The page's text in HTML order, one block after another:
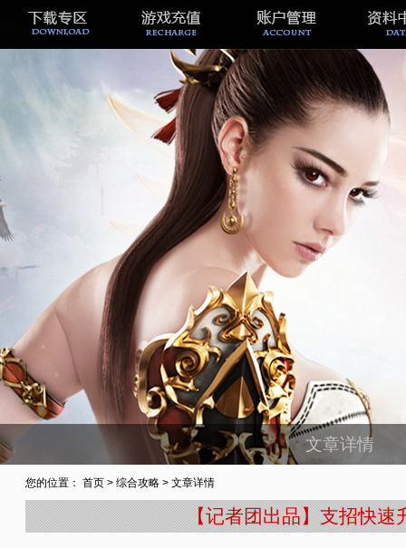
文章详情
您的位置： 首页 > 综合攻略 > 文章详情
【记者团出品】支招快速